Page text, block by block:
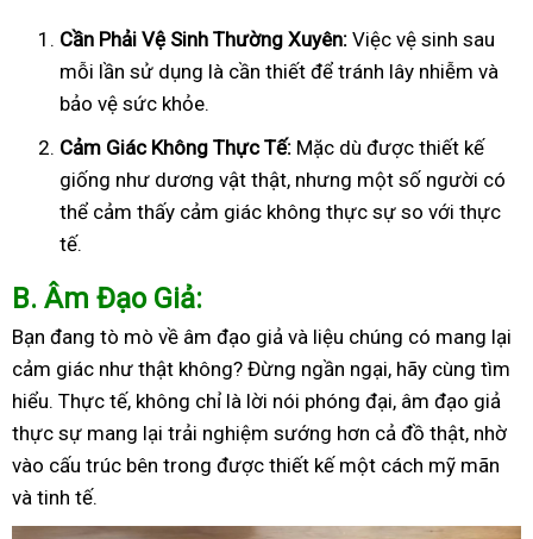
Cần Phải Vệ Sinh Thường Xuyên: Việc vệ sinh sau
mỗi lần sử dụng là cần thiết để tránh lây nhiễm và
bảo vệ sức khỏe.
Cảm Giác Không Thực Tế: Mặc dù được thiết kế
giống như dương vật thật, nhưng một số người có
thể cảm thấy cảm giác không thực sự so với thực
tế.
B. Âm Đạo Giả:
Bạn đang tò mò về âm đạo giả và liệu chúng có mang lại
cảm giác như thật không? Đừng ngần ngại, hãy cùng tìm
hiểu. Thực tế, không chỉ là lời nói phóng đại, âm đạo giả
thực sự mang lại trải nghiệm sướng hơn cả đồ thật, nhờ
vào cấu trúc bên trong được thiết kế một cách mỹ mãn
và tinh tế.